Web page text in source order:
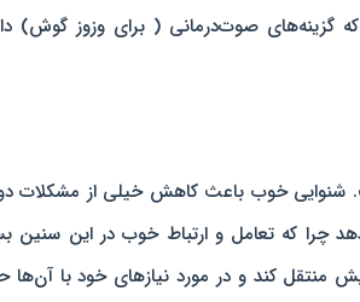
صوت‌درمانی ( برای وزوز گوش)
شنوایی خوب باعث کاهش خیلی از مشکلات
چرا که تعامل و ارتباط خوب در این سنین
منتقل کند و در مورد نیازهای خود با آن‌ها